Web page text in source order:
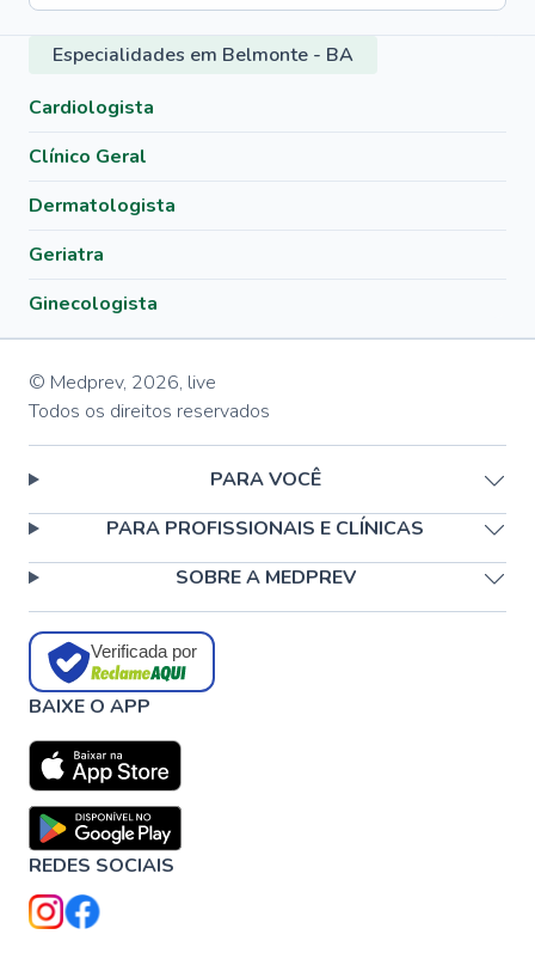
Especialidades em Belmonte - BA
Cardiologista
Clínico Geral
Dermatologista
Geriatra
Ginecologista
© Medprev, 2026, live
Todos os direitos reservados
PARA VOCÊ
PARA PROFISSIONAIS E CLÍNICAS
SOBRE A MEDPREV
Verificada por
BAIXE O APP
REDES SOCIAIS